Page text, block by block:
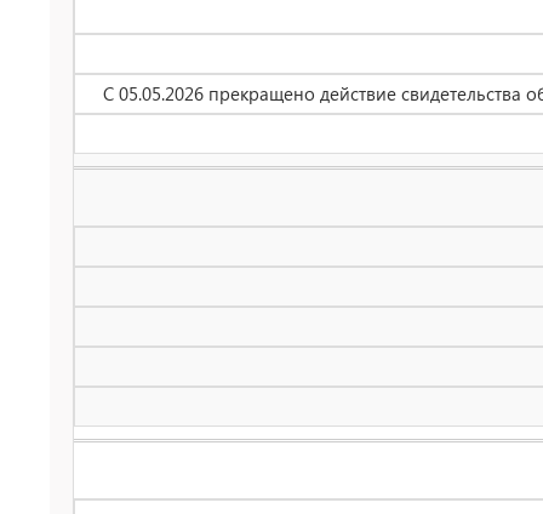
С 05.05.2026 прекращено действие